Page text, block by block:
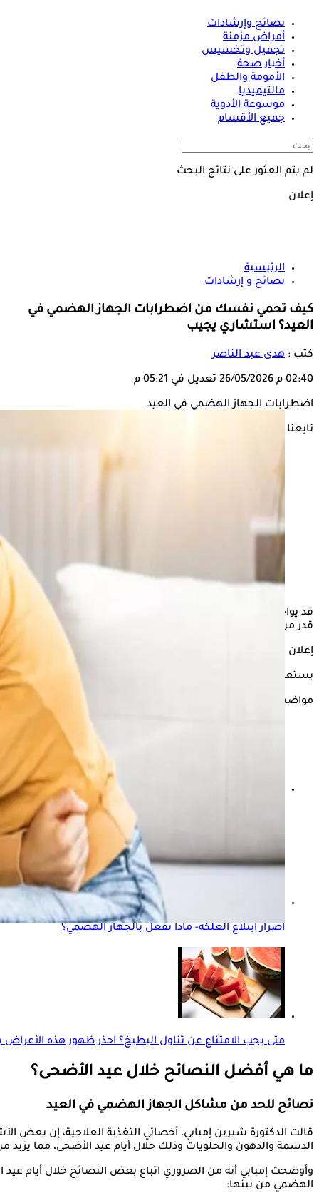
نصائح وإرشادات
أمراض مزمنة
تجميل وتخسيس
أخبار صحة
الأمومة والطفل
مالتيميديا
موسوعة الأدوية
جميع الأقسام
لم يتم العثور على نتائج البحث
إعلان
الرئيسية
نصائح و إرشادات
كيف تحمي نفسك من اضطرابات الجهاز الهضمي في
العيد؟ استشاري يجيب
كتب : هدى عبد الناصر
02:40 م 26/05/2026 تعديل في 05:21 م
اضطرابات الجهاز الهضمي في العيد
تابعنا على
قد يواجه بعض الأشخاص زيادة
الجهاز الهضمي خلال
قدر من الفوائد دون التعرض لأي مخاطر صحية.
إعلان
يستعرض "الكونسلتو" في التقرير التالي أبرز الطرق التي تساعد
مواضيع ذات صلة
الأدوية التي تؤثر على الجهاز الهضمي- 4 أصناف مضرة للأمعاء
أضرار ابتلاع العلكة- ماذا تفعل بالجهاز الهضمي؟
متى يجب الامتناع عن تناول البطيخ؟ احذر ظهور هذه الأعراض
ما هي أفضل النصائح خلال عيد الأضحى؟
نصائح للحد من مشاكل الجهاز الهضمي في العيد
قالت الدكتورة شيرين إمبابي، أخصائي التغذية العلاجية، إن بعض
الدسمة والدهون والحلويات وذلك خلال أيام عيد الأضحى، مما
وأوضحت إمبابي أنه من الضروري اتباع بعض النصائح خلال أيام
الهضمي من بينها: